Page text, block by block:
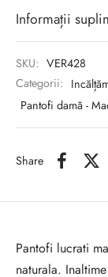
Informații
SKU: VER428
Categorii:
Pantofi damă -
Share
Pantofi lucrati
naturala.